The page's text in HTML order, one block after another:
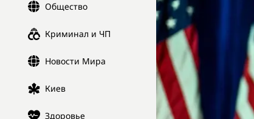
Общество
Криминал и ЧП
Новости Мира
Киев
Здоровье